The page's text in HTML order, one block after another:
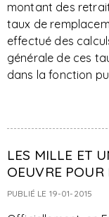
montant des
taux de
effectué des
générale de ces
dans la fonction
LES MILLE ET
OEUVRE POUR
PUBLIÉ LE 19-01-2015